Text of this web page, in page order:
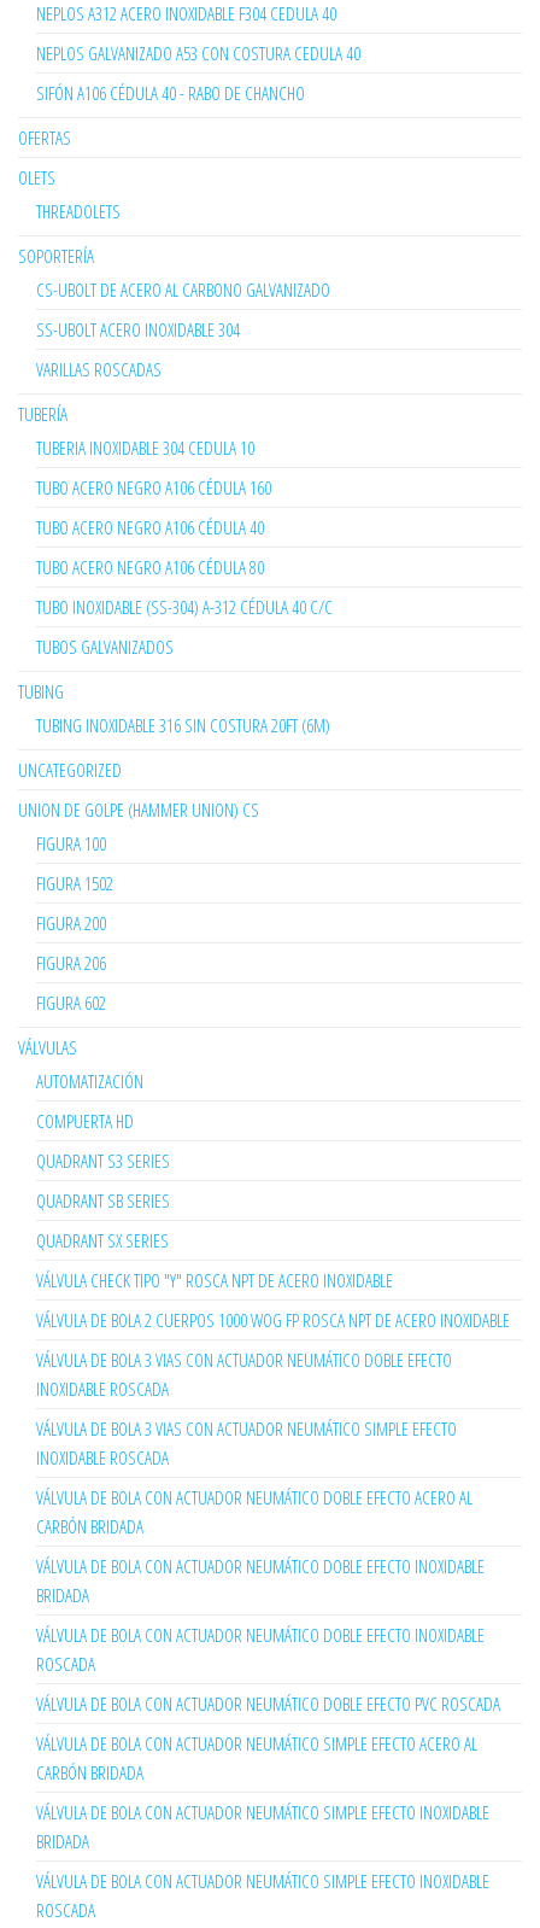
NEPLOS A312 ACERO INOXIDABLE F304 CEDULA 40
NEPLOS GALVANIZADO A53 CON COSTURA CEDULA 40
SIFÓN A106 CÉDULA 40 - RABO DE CHANCHO
OFERTAS
OLETS
THREADOLETS
SOPORTERÍA
CS-UBOLT DE ACERO AL CARBONO GALVANIZADO
SS-UBOLT ACERO INOXIDABLE 304
VARILLAS ROSCADAS
TUBERÍA
TUBERIA INOXIDABLE 304 CEDULA 10
TUBO ACERO NEGRO A106 CÉDULA 160
TUBO ACERO NEGRO A106 CÉDULA 40
TUBO ACERO NEGRO A106 CÉDULA 80
TUBO INOXIDABLE (SS-304) A-312 CÉDULA 40 C/C
TUBOS GALVANIZADOS
TUBING
TUBING INOXIDABLE 316 SIN COSTURA 20FT (6M)
UNCATEGORIZED
UNION DE GOLPE (HAMMER UNION) CS
FIGURA 100
FIGURA 1502
FIGURA 200
FIGURA 206
FIGURA 602
VÁLVULAS
AUTOMATIZACIÓN
COMPUERTA HD
QUADRANT S3 SERIES
QUADRANT SB SERIES
QUADRANT SX SERIES
VÁLVULA CHECK TIPO "Y" ROSCA NPT DE ACERO INOXIDABLE
VÁLVULA DE BOLA 2 CUERPOS 1000 WOG FP ROSCA NPT DE ACERO INOXIDABLE
VÁLVULA DE BOLA 3 VIAS CON ACTUADOR NEUMÁTICO DOBLE EFECTO
INOXIDABLE ROSCADA
VÁLVULA DE BOLA 3 VIAS CON ACTUADOR NEUMÁTICO SIMPLE EFECTO
INOXIDABLE ROSCADA
VÁLVULA DE BOLA CON ACTUADOR NEUMÁTICO DOBLE EFECTO ACERO AL
CARBÓN BRIDADA
VÁLVULA DE BOLA CON ACTUADOR NEUMÁTICO DOBLE EFECTO INOXIDABLE
BRIDADA
VÁLVULA DE BOLA CON ACTUADOR NEUMÁTICO DOBLE EFECTO INOXIDABLE
ROSCADA
VÁLVULA DE BOLA CON ACTUADOR NEUMÁTICO DOBLE EFECTO PVC ROSCADA
VÁLVULA DE BOLA CON ACTUADOR NEUMÁTICO SIMPLE EFECTO ACERO AL
CARBÓN BRIDADA
VÁLVULA DE BOLA CON ACTUADOR NEUMÁTICO SIMPLE EFECTO INOXIDABLE
BRIDADA
VÁLVULA DE BOLA CON ACTUADOR NEUMÁTICO SIMPLE EFECTO INOXIDABLE
ROSCADA